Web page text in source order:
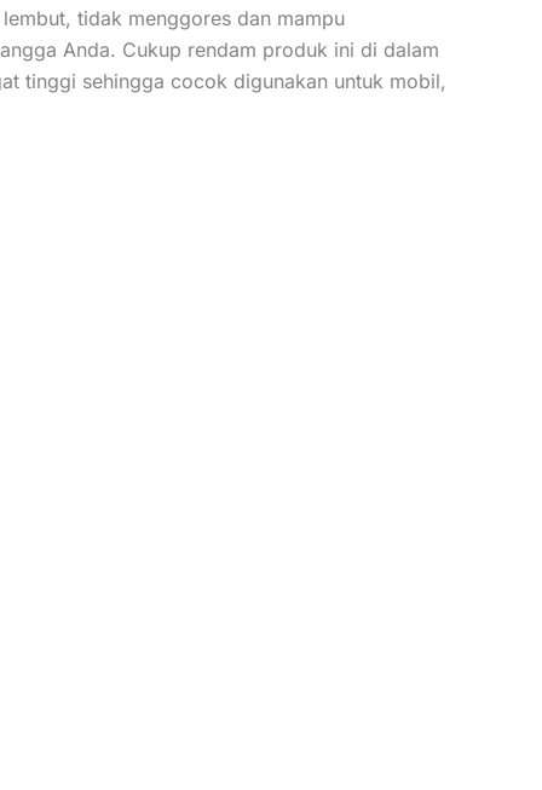
tidak menggores dan mampu
Anda. Cukup rendam produk ini di dalam
tinggi sehingga cocok digunakan untuk mobil,